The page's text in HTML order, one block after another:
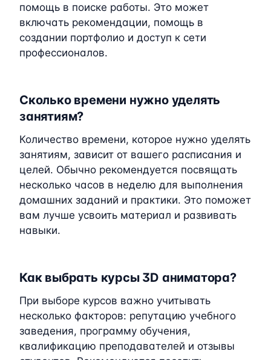
помощь в поиске работы. Это может
включать рекомендации, помощь в
создании портфолио и доступ к сети
профессионалов.
Сколько времени нужно уделять
занятиям?
Количество времени, которое нужно уделять
занятиям, зависит от вашего расписания и
целей. Обычно рекомендуется посвящать
несколько часов в неделю для выполнения
домашних заданий и практики. Это поможет
вам лучше усвоить материал и развивать
навыки.
Как выбрать курсы 3D аниматора?
При выборе курсов важно учитывать
несколько факторов: репутацию учебного
заведения, программу обучения,
квалификацию преподавателей и отзывы